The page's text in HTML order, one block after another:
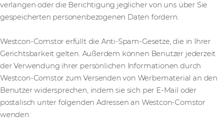
verlangen oder die Berichtigung jeglicher von uns über Sie
gespeicherten personenbezogenen Daten fordern.
Westcon-Comstor erfüllt die Anti-Spam-Gesetze, die in Ihrer
Gerichtsbarkeit gelten. Außerdem können Benutzer jederzeit
der Verwendung ihrer persönlichen Informationen durch
Westcon-Comstor zum Versenden von Werbematerial an den
Benutzer widersprechen, indem sie sich per E-Mail oder
postalisch unter folgenden Adressen an Westcon-Comstor
wenden: